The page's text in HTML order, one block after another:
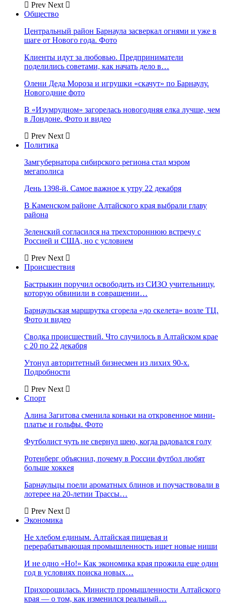
Prev Next
Общество
Центральный район Барнаула засверкал огнями и уже в
шаге от Нового года. Фото
Клиенты идут за любовью. Предприниматели
поделились советами, как начать дело в…
Олени Деда Мороза и игрушки «скачут» по Барнаулу.
Новогодние фото
В «Изумрудном» загорелась новогодняя елка лучше, чем
в Лондоне. Фото и видео
Prev Next
Политика
Замгубернатора сибирского региона стал мэром
мегаполиса
День 1398-й. Самое важное к утру 22 декабря
В Каменском районе Алтайского края выбрали главу
района
Зеленский согласился на трехстороннюю встречу с
Россией и США, но с условием
Prev Next
Происшествия
Бастрыкин поручил освободить из СИЗО учительницу,
которую обвинили в совращении…
Барнаульская маршрутка сгорела «до скелета» возле ТЦ.
Фото и видео
Сводка происшествий. Что случилось в Алтайском крае
с 20 по 22 декабря
Утонул авторитетный бизнесмен из лихих 90-х.
Подробности
Prev Next
Спорт
Алина Загитова сменила коньки на откровенное мини-
платье и гольфы. Фото
Футболист чуть не свернул шею, когда радовался голу
Ротенберг объяснил, почему в России футбол любят
больше хоккея
Барнаульцы поели ароматных блинов и поучаствовали в
лотерее на 20-летии Трассы…
Prev Next
Экономика
Не хлебом единым. Алтайская пищевая и
перерабатывающая промышленность ищет новые ниши
И не одно «Но!» Как экономика края прожила еще один
год в условиях поиска новых…
Прихорошилась. Министр промышленности Алтайского
края — о том, как изменился реальный…